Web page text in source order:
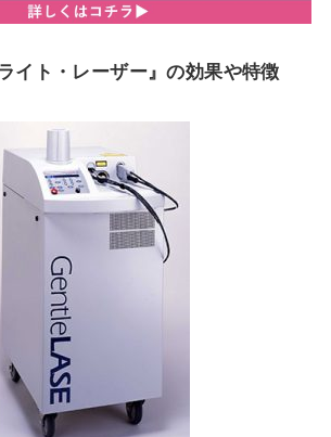
イト・レーザー』の効果や特徴